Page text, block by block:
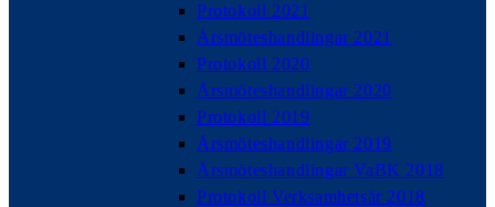
Protokoll 2021
Årsmöteshandlingar 2021
Protokoll 2020
Årsmöteshandlingar 2020
Protokoll 2019
Årsmöteshandlingar 2019
Årsmöteshandlingar VaBK 2018
Protokoll Verksamhetsår 2018